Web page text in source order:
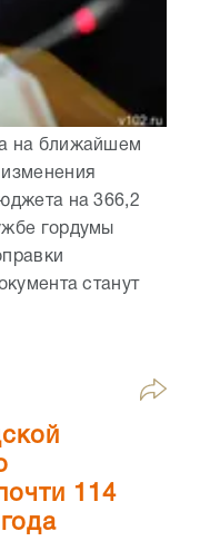
на ближайшем
на 366,2
гордумы
станут
114